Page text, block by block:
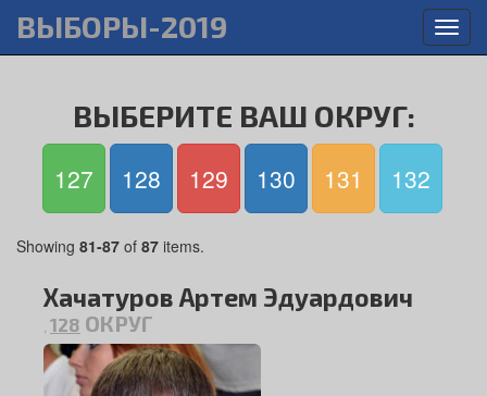
ВЫБОРЫ-2019
ВЫБЕРИТЕ ВАШ ОКРУГ:
127 128 129 130 131 132
Showing 81-87 of 87 items.
Хачатуров Артем Эдуардович
128 ОКРУГ